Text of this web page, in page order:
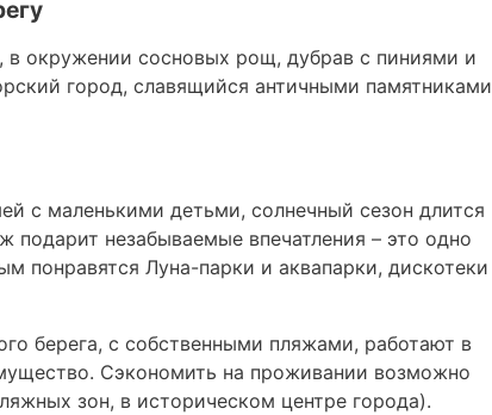
в окружении сосновых рощ, дубрав с пиниями и
город, славящийся античными памятниками
с маленькими детьми, солнечный сезон длится
незабываемые впечатления – это одно
Луна-парки и аквапарки, дискотеки
берега, с собственными пляжами, работают в
Сэкономить на проживании возможно
зон, в историческом центре города).